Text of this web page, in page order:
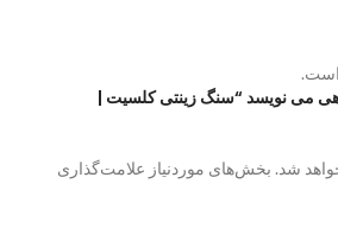
است.
می نویسد “سنگ زینتی کلسیت |
شد. بخش‌های موردنیاز علامت‌گذاری